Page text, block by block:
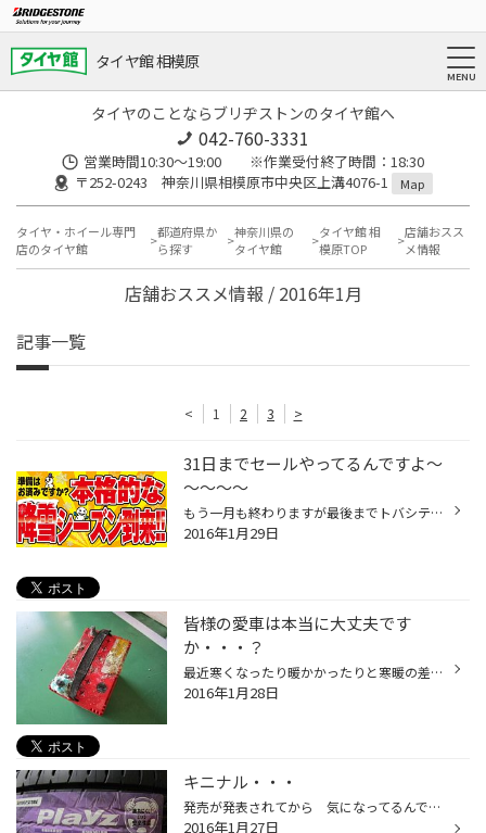
タイヤ館 相模原
タイヤのことならブリヂストンのタイヤ館へ
042-760-3331
営業時間10:30～19:00 ※作業受付終了時間：18:30
〒252-0243 神奈川県相模原市中央区上溝4076-1
Map
タイヤ・ホイール専門
店のタイヤ館
都道府県か
ら探す
神奈川県の
タイヤ館
タイヤ館 相
模原TOP
店舗おスス
メ情報
店舗おススメ情報 / 2016年1月
記事一覧
< 1 2 3 >
31日までセールやってるんですよ～
～～～～
もう一月も終わりますが最後までトバシテいきます・・・・・ 冬タイヤも夏タイヤもオイルもバッテリーも！！ まずは御来店ください！！
2016年1月29日
皆様の愛車は本当に大丈夫です
か・・・？
最近寒くなったり暖かかったりと寒暖の差が激しいですが、 実は車のバッテリーって寒さに弱いってご存知でしたか？ 輸入車の場合フェルト生地のようなカバーで熱を逃がさないような構造にも なってたりしますが、あまりカバー等を持たない国産車はバッテリー気温に左右されやすい のでいきなりバッ...
2016年1月28日
キニナル・・・
発売が発表されてから 気になってるんです！！ Pｌｙｚ PXシリーズが誕生したんですよ～～～ セダン・クーペ専用設計の Pｌayz PX ミニバン専用の Pｌayz PXーRV 軽・コンパクト専用設計の Pｌayz PXーC お車に合う専用のタイヤで疲れにくく安全に運転してもらいタイ！ このシリーズ...
2016年1月27日